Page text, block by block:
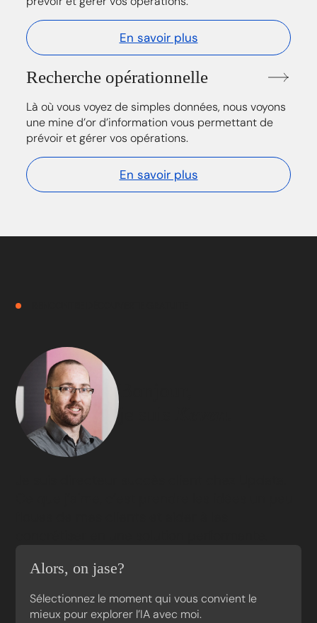
En savoir plus
Recherche opérationnelle
Là où vous voyez de simples données, nous voyons
une mine d’or d’information vous permettant de
prévoir et gérer vos opérations.
En savoir plus
Alors, on jase?
Sélectionnez le moment qui vous convient le
mieux pour explorer l’IA avec moi.